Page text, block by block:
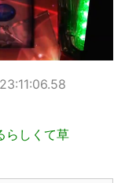
らしくて草